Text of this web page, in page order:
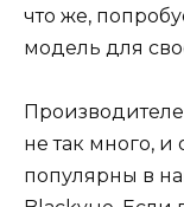
что же,
модель для
не так много,
популярны в